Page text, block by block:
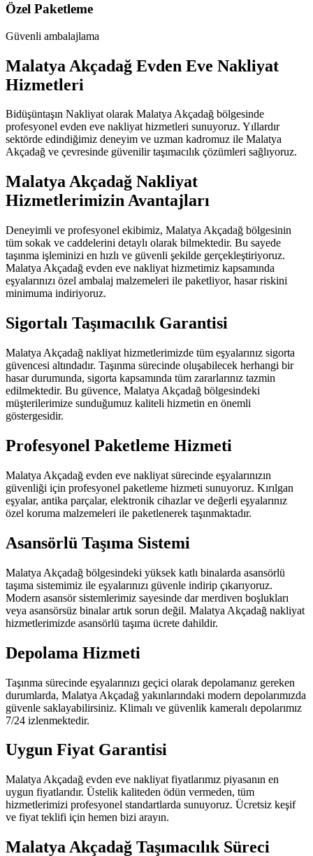
Özel Paketleme
Güvenli ambalajlama
Malatya Akçadağ Evden Eve Nakliyat
Hizmetleri
Bidüşüntaşın Nakliyat olarak Malatya Akçadağ bölgesinde
profesyonel evden eve nakliyat hizmetleri sunuyoruz. Yıllardır
sektörde edindiğimiz deneyim ve uzman kadromuz ile Malatya
Akçadağ ve çevresinde güvenilir taşımacılık çözümleri sağlıyoruz.
Malatya Akçadağ Nakliyat
Hizmetlerimizin Avantajları
Deneyimli ve profesyonel ekibimiz, Malatya Akçadağ bölgesinin
tüm sokak ve caddelerini detaylı olarak bilmektedir. Bu sayede
taşınma işleminizi en hızlı ve güvenli şekilde gerçekleştiriyoruz.
Malatya Akçadağ evden eve nakliyat hizmetimiz kapsamında
eşyalarınızı özel ambalaj malzemeleri ile paketliyor, hasar riskini
minimuma indiriyoruz.
Sigortalı Taşımacılık Garantisi
Malatya Akçadağ nakliyat hizmetlerimizde tüm eşyalarınız sigorta
güvencesi altındadır. Taşınma sürecinde oluşabilecek herhangi bir
hasar durumunda, sigorta kapsamında tüm zararlarınız tazmin
edilmektedir. Bu güvence, Malatya Akçadağ bölgesindeki
müşterilerimize sunduğumuz kaliteli hizmetin en önemli
göstergesidir.
Profesyonel Paketleme Hizmeti
Malatya Akçadağ evden eve nakliyat sürecinde eşyalarınızın
güvenliği için profesyonel paketleme hizmeti sunuyoruz. Kırılgan
eşyalar, antika parçalar, elektronik cihazlar ve değerli eşyalarınız
özel koruma malzemeleri ile paketlenerek taşınmaktadır.
Asansörlü Taşıma Sistemi
Malatya Akçadağ bölgesindeki yüksek katlı binalarda asansörlü
taşıma sistemimiz ile eşyalarınızı güvenle indirip çıkarıyoruz.
Modern asansör sistemlerimiz sayesinde dar merdiven boşlukları
veya asansörsüz binalar artık sorun değil. Malatya Akçadağ nakliyat
hizmetlerimizde asansörlü taşıma ücrete dahildir.
Depolama Hizmeti
Taşınma sürecinde eşyalarınızı geçici olarak depolamanız gereken
durumlarda, Malatya Akçadağ yakınlarındaki modern depolarımızda
güvenle saklayabilirsiniz. Klimalı ve güvenlik kameralı depolarımız
7/24 izlenmektedir.
Uygun Fiyat Garantisi
Malatya Akçadağ evden eve nakliyat fiyatlarımız piyasanın en
uygun fiyatlarıdır. Üstelik kaliteden ödün vermeden, tüm
hizmetlerimizi profesyonel standartlarda sunuyoruz. Ücretsiz keşif
ve fiyat teklifi için hemen bizi arayın.
Malatya Akçadağ Taşımacılık Süreci